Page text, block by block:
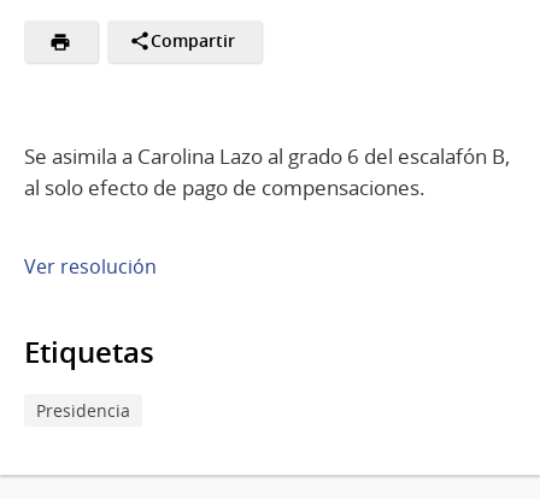
Compartir
Se asimila a Carolina Lazo al grado 6 del escalafón B,
al solo efecto de pago de compensaciones.
Ver resolución
Etiquetas
Presidencia